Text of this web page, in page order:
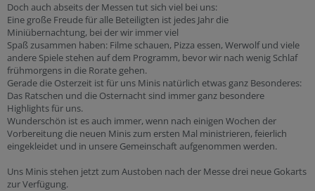
Doch auch abseits der Messen tut sich viel bei uns:
Eine große Freude für alle Beteiligten ist jedes Jahr die
Miniübernachtung, bei der wir immer viel
Spaß zusammen haben: Filme schauen, Pizza essen, Werwolf und viele
andere Spiele stehen auf dem Programm, bevor wir nach wenig Schlaf
frühmorgens in die Rorate gehen.
Gerade die Osterzeit ist für uns Minis natürlich etwas ganz Besonderes:
Das Ratschen und die Osternacht sind immer ganz besondere
Highlights für uns.
Wunderschön ist es auch immer, wenn nach einigen Wochen der
Vorbereitung die neuen Minis zum ersten Mal ministrieren, feierlich
eingekleidet und in unsere Gemeinschaft aufgenommen werden.
Uns Minis stehen jetzt zum Austoben nach der Messe drei neue Gokarts
zur Verfügung.